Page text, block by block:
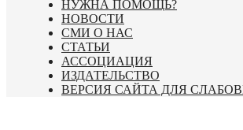
НУЖНА ПОМОЩЬ?
НОВОСТИ
СМИ О НАС
СТАТЬИ
АССОЦИАЦИЯ
ИЗДАТЕЛЬСТВО
ВЕРСИЯ САЙТА ДЛЯ